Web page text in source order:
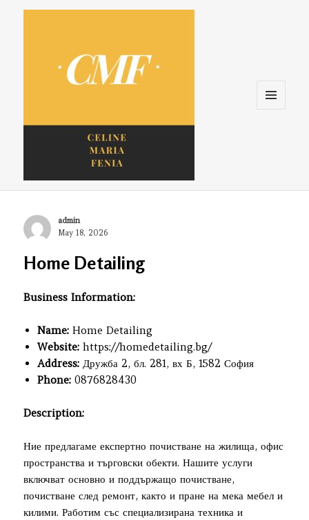
Celine. Maria. Fenina
Author
admin
Posted
May 18, 2026
Home Detailing
Business Information:
Name: Home Detailing
Website: https://homedetailing.bg/
Address: Дружба 2, бл. 281, вх Б, 1582 София
Phone: 0876828430
Description:
Ние предлагаме експертно почистване на жилища, офис
пространства и търговски обекти. Нашите услуги
включват основно и поддържащо почистване,
почистване след ремонт, както и пране на мека мебел и
килими. Работим със специализирана техника и